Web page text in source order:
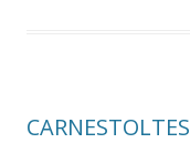
CARNESTOLTES